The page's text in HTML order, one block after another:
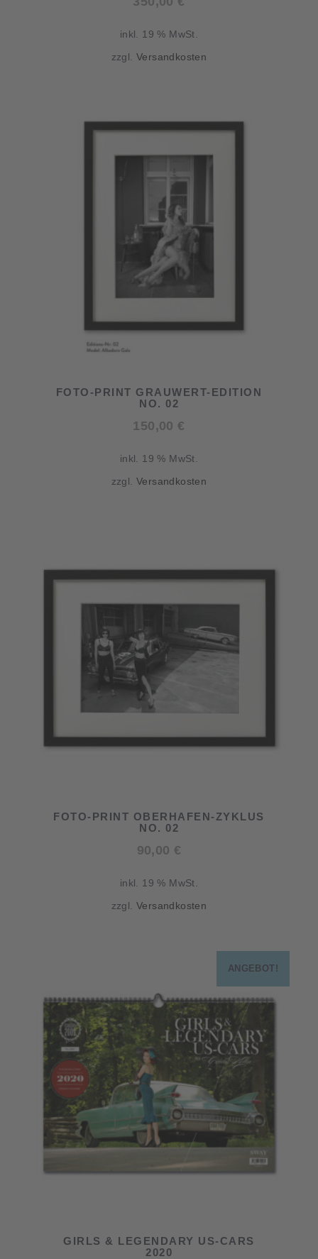
inkl. 19 % MwSt.
zzgl.Versandkosten
FOTO-PRINT GRAUWERT-EDITION
NO. 02
150,00 €
inkl. 19 % MwSt.
zzgl.Versandkosten
FOTO-PRINT OBERHAFEN-ZYKLUS
NO. 02
90,00 €
inkl. 19 % MwSt.
zzgl.Versandkosten
ANGEBOT!
GIRLS & LEGENDARY US-CARS
2020